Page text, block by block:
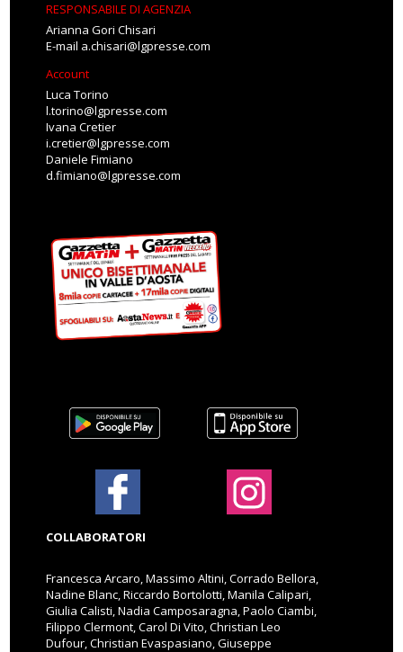
RESPONSABILE DI AGENZIA
Arianna Gori Chisari
E-mail a.chisari@lgpresse.com
Account
Luca Torino
l.torino@lgpresse.com
Ivana Cretier
i.cretier@lgpresse.com
Daniele Fimiano
d.fimiano@lgpresse.com
COLLABORATORI
Francesca Arcaro, Massimo Altini, Corrado Bellora,
Nadine Blanc, Riccardo Bortolotti, Manila Calipari,
Giulia Calisti, Nadia Camposaragna, Paolo Ciambi,
Filippo Clermont, Carol Di Vito, Christian Leo
Dufour, Christian Evaspasiano, Giuseppe